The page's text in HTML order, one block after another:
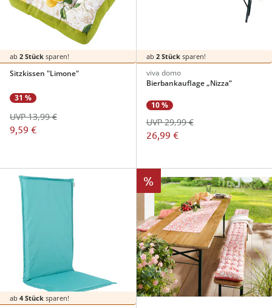
ab 2 Stück sparen!
Sitzkissen "Limone"
31 %
9,59 €
UVP 13,99 €
ab 2 Stücksparen!
viva domo
Bierbankauflage „Nizza“
10 %
26,99 €
UVP 29,99 €
ab 4 Stück sparen!
%